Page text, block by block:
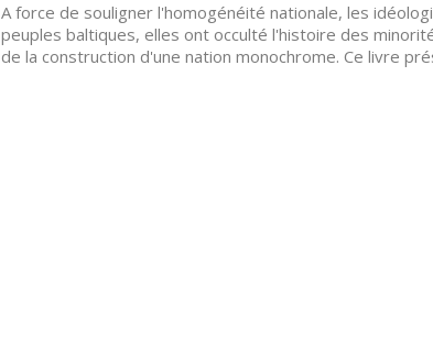
A force de souligner l'homogénéité nationale, les
peuples baltiques, elles ont occulté l'histoire des
de la construction d'une nation monochrome. Ce livre